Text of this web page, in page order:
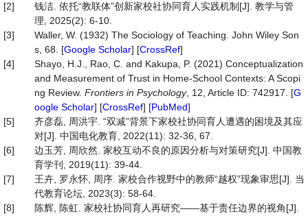
[2]
钱洁. 依托“教联体”创新家校社协同育人实践机制[J]. 教学与管
理, 2025(2): 6-10.
[3]
Waller, W. (1932) The Sociology of Teaching. John Wiley Son
s, 68. [Google Scholar] [CrossRef]
[4]
Shayo, H.J., Rao, C. and Kakupa, P. (2021) Conceptualization
and Measurement of Trust in Home-School Contexts: A Scopi
ng Review. Frontiers in Psychology, 12, Article ID: 742917. [G
oogle Scholar] [CrossRef] [PubMed]
[5]
齐彦磊, 周洪宇. “双减”背景下家校社协同育人遭遇的困境及其应
对[J]. 中国电化教育, 2022(11): 32-36, 67.
[6]
边玉芳, 周欣然. 家校互动不良的原因分析与对策研究[J]. 中国教
育学刊, 2019(11): 39-44.
[7]
王卉, 罗永怀, 周序. 家校合作视野中的教师“越权”现象审思[J]. 当
代教育论坛, 2023(3): 58-64.
[8]
陈辉, 陈虹. 家校社协同育人再研究——基于责任边界的视角[J].